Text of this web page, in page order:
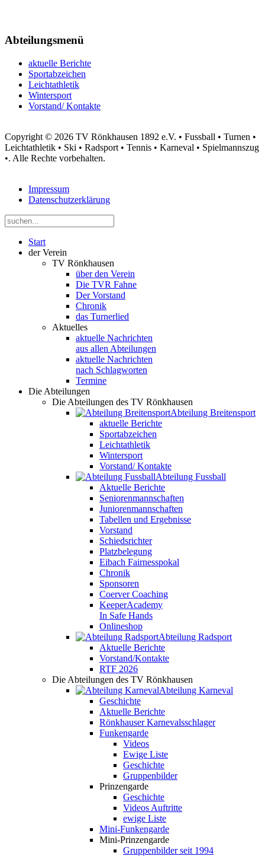
Abteilungsmenü
aktuelle Berichte
Sportabzeichen
Leichtathletik
Wintersport
Vorstand/ Kontakte
Copyright © 2026 TV Rönkhausen 1892 e.V. • Fussball • Turnen •
Leichtathletik • Ski • Radsport • Tennis • Karneval • Spielmannszug
•. Alle Rechte vorbehalten.
Impressum
Datenschutzerklärung
Start
der Verein
TV Rönkhausen
über den Verein
Die TVR Fahne
Der Vorstand
Chronik
das Turnerlied
Aktuelles
aktuelle Nachrichten
aus allen Abteilungen
aktuelle Nachrichten
nach Schlagworten
Termine
Die Abteilungen
Die Abteilungen des TV Rönkhausen
Abteilung Breitensport
aktuelle Berichte
Sportabzeichen
Leichtathletik
Wintersport
Vorstand/ Kontakte
Abteilung Fussball
Aktuelle Berichte
Seniorenmannschaften
Juniorenmannschaften
Tabellen und Ergebnisse
Vorstand
Schiedsrichter
Platzbelegung
Eibach Fairnesspokal
Chronik
Sponsoren
Coerver Coaching
KeeperAcademy
In Safe Hands
Onlineshop
Abteilung Radsport
Aktuelle Berichte
Vorstand/Kontakte
RTF 2026
Die Abteilungen des TV Rönkhausen
Abteilung Karneval
Geschichte
Aktuelle Berichte
Rönkhauser Karnevalsschlager
Funkengarde
Videos
Ewige Liste
Geschichte
Gruppenbilder
Prinzengarde
Geschichte
Videos Auftritte
ewige Liste
Mini-Funkengarde
Mini-Prinzengarde
Gruppenbilder seit 1994